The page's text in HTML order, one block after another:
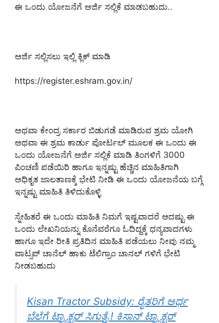
ಈ ಒಂದು ಯೋಜನೆಗೆ ಅರ್ಜಿ ಸಲ್ಲಿಕೆ ಮಾಡಬಹುದು..
ಅರ್ಜಿ ಸಲ್ಲಿಸಲು ಇಲ್ಲಿ ಕ್ಲಿಕ್ ಮಾಡಿ
https://register.eshram.gov.in/
ಅಥವಾ ಕೇಂದ್ರ ಸರ್ಕಾರ ಬಿಡುಗಡೆ ಮಾಡಿರುವ ಶ್ರಮ ಯೋಗಿ
ಅಥವಾ ಈ ಶ್ರಮ ಕಾರ್ಡು ಪೋರ್ಟಲ್ ಮೂಲಕ ಈ ಒಂದು ಈ
ಒಂದು ಯೋಜನೆಗೆ ಅರ್ಜಿ ಸಲ್ಲಿಕೆ ಮಾಡಿ ತಿಂಗಳಿಗೆ 3000
ಪಿಂಚಣಿ ಪಡೆಯಿರಿ ಹಾಗೂ ಇನ್ನಷ್ಟು ಹೆಚ್ಚಿನ ಮಾಹಿತಿಗಾಗಿ
ಅಧಿಕೃತ ಜಾಲತಾಣಕ್ಕೆ ಭೇಟಿ ನೀಡಿ ಈ ಒಂದು ಯೋಜನೆಯ ಬಗ್ಗೆ
ಇನ್ನಷ್ಟು ಮಾಹಿತಿ ತಿಳಿದುಕೊಳ್ಳಿ
ಸ್ನೇಹಿತರೆ ಈ ಒಂದು ಮಾಹಿತಿ ನಿಮಗೆ ಇಷ್ಟವಾದರೆ ಆದಷ್ಟು ಈ
ಒಂದು ಲೇಖನಿಯನ್ನು ಕೊನೆವರೆಗೂ ಓದಿದ್ದಕ್ಕೆ ಧನ್ಯವಾದಗಳು
ಹಾಗೂ ಇದೇ ರೀತಿ ಪ್ರತಿದಿನ ಮಾಹಿತಿ ಪಡೆಯಲು ನೀವು ನಮ್ಮ
ವಾಟ್ಸಪ್ ಚಾನೆಲ್ ಹಾಕು ಟೆಲಿಗ್ರಾಂ ಚಾನಲ್ ಗಳಿಗೆ ಭೇಟಿ
ನೀಡಬಹುದು
Kisan Tractor Subsidy: ರೈತರಿಗೆ ಅರ್ಧ
ಬೆಲೆಗೆ ಟ್ರ್ಯಾಕ್ಟರ್ ಸಿಗುತ್ತೆ.! ಕಿಸಾನ್ ಟ್ರ್ಯಾಕ್ಟರ್